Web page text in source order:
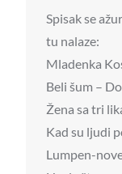
Spisak se
tu nalaze:
Mladenka
Beli šum –
Žena sa tri
Kad su ljudi
Lumpen-